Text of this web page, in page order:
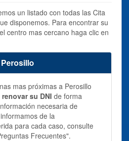
un listado con todas las Cita
disponemos. Para encontrar su
centro mas cercano haga clic en
mas próximas a Perosillo
su DNI de forma
necesaria de
de la
para cada caso, consulte
Frecuentes".